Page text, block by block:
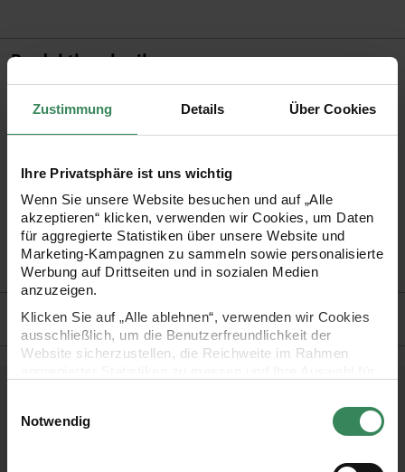
Zustimmung Details Über Cookies
Ihre Privatsphäre ist uns wichtig
Wenn Sie unsere Website besuchen und auf „Alle
akzeptieren“ klicken, verwenden wir Cookies, um Daten
für aggregierte Statistiken über unsere Website und
Marketing-Kampagnen zu sammeln sowie personalisierte
Werbung auf Drittseiten und in sozialen Medien
anzuzeigen.
Klicken Sie auf „Alle ablehnen“, verwenden wir Cookies
ausschließlich, um die Benutzerfreundlichkeit der
Website sicherzustellen, die Reichweite im Rahmen
Ihre Einwilligung ist freiwillig und kann jederzeit über den
Link „Cookie-Einstellungen“ im Fußbereich der Seite
Notwendig
Produktbeschreibung
Für eine stimmungsvolle Kartendekoration können diese
Holzständer für Karten genutzt werden, die passend für DIN
Holzständer für Karten
mit 1 Schlitz
Material: Holz
Hersteller